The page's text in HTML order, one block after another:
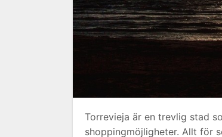
Torrevieja är en trevlig stad
shoppingmöjligheter. Allt för